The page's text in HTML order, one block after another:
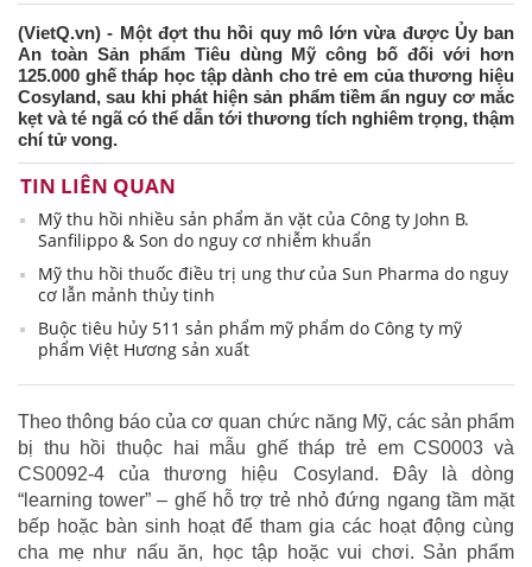
(VietQ.vn) - Một đợt thu hồi quy mô lớn vừa được Ủy ban
An toàn Sản phẩm Tiêu dùng Mỹ công bố đối với hơn
125.000 ghế tháp học tập dành cho trẻ em của thương hiệu
Cosyland, sau khi phát hiện sản phẩm tiềm ẩn nguy cơ mắc
kẹt và té ngã có thể dẫn tới thương tích nghiêm trọng, thậm
chí tử vong.
TIN LIÊN QUAN
Mỹ thu hồi nhiều sản phẩm ăn vặt của Công ty John B.
Sanfilippo & Son do nguy cơ nhiễm khuẩn
Mỹ thu hồi thuốc điều trị ung thư của Sun Pharma do nguy
cơ lẫn mảnh thủy tinh
Buộc tiêu hủy 511 sản phẩm mỹ phẩm do Công ty mỹ
phẩm Việt Hương sản xuất
Theo thông báo của cơ quan chức năng Mỹ, các sản phẩm
bị thu hồi thuộc hai mẫu ghế tháp trẻ em CS0003 và
CS0092-4 của thương hiệu Cosyland. Đây là dòng
“learning tower” – ghế hỗ trợ trẻ nhỏ đứng ngang tầm mặt
bếp hoặc bàn sinh hoạt để tham gia các hoạt động cùng
cha mẹ như nấu ăn, học tập hoặc vui chơi. Sản phẩm